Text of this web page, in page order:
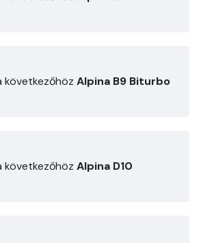
következőhöz Alpina B9 Biturbo
következőhöz Alpina D10